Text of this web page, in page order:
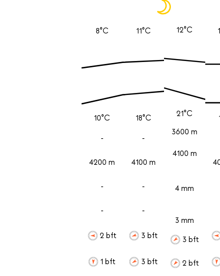
8°C
10°C
-
4200 m
-
-
2 bft
1 bft
11°C
18°C
-
4100 m
-
-
3 bft
3 bft
12°C
21°C
3600 m
4100 m
4 mm
3 mm
3 bft
2 bft